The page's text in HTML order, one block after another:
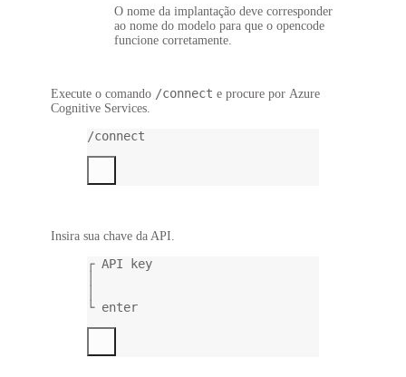
O nome da implantação deve corresponder
ao nome do modelo para que o opencode
funcione corretamente.
Execute o comando /connect e procure por Azure
Cognitive Services.
/connect
Insira sua chave da API.
┌ API key
└ enter